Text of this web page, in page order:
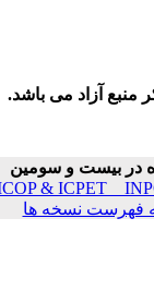
منبع آزاد می باشد.
در بیست و سومین
ICOP & ICPET _
نسخه ها